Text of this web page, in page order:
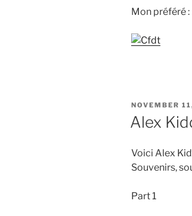
Mon préféré :
POSTED
ON
NOVEMBER
Alex
Voici Alex
Souvenirs,
Part 1